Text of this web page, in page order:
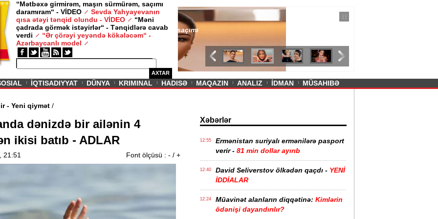
“Mətbəxə girmirəm, maşın sürmürəm, saçımı
daramıram“ - VİDEO
Sevda Yahyayevanın
qısa ətəyi tənqid olundu - VİDEO
“Məni
çadrada görmək istəyirlər“ - Tənqidlərə cavab
verdi
“Ər çörəyi yeyəndə kökələcəm“ -
Azərbaycanlı model
AXTAR
/ MAQAZIN /
— 11 İyul 2026
Sevda Yahyayevanın qısa ətəyi tənqid olundu -
VİDEO
İQTISADIYYAT DÜNYA KRIMINAL HADISƏ MAQAZIN ANALIZ İDMAN MÜSAHIBƏ
edir - Yeni qiymət
dənizdə bir ailənin 4
ikisi batıb - ADLAR
21:51 Font ölçüsü : - / +
Xəbərlər
12:55
Ermənistan suriyalı ermənilərə pasport
verir - 81 min dollar ayırıb
12:40 David Seliverstov ölkədən qaçdı - YENİ
İDDİALAR
12:24 Müavinət alanların diqqətinə: Kimlərin
ödənişi dayandırılır?